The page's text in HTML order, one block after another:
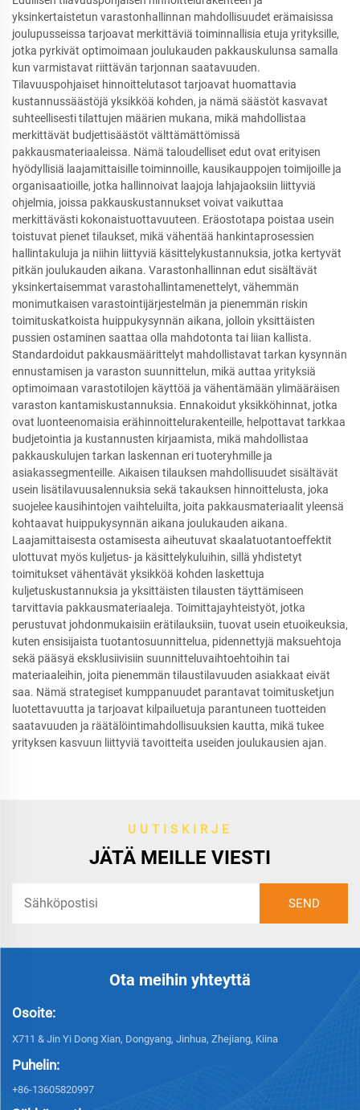
yksinkertaistetun varastonhallinnan mahdollisuudet erämaisissa
joulupusseissa tarjoavat merkittäviä toiminnallisia etuja yrityksille,
jotka pyrkivät optimoimaan joulukauden pakkauskulunsa samalla
kun varmistavat riittävän tarjonnan saatavuuden.
Tilavuuspohjaiset hinnoittelutasot tarjoavat huomattavia
kustannussäästöjä yksikköä kohden, ja nämä säästöt kasvavat
suhteellisesti tilattujen määrien mukana, mikä mahdollistaa
merkittävät budjettisäästöt välttämättömissä
pakkausmateriaaleissa. Nämä taloudelliset edut ovat erityisen
hyödyllisiä laajamittaisille toiminnoille, kausikauppojen toimijoille ja
organisaatioille, jotka hallinnoivat laajoja lahjajaoksiin liittyviä
ohjelmia, joissa pakkauskustannukset voivat vaikuttaa
merkittävästi kokonaistuottavuuteen. Eräostotapa poistaa usein
toistuvat pienet tilaukset, mikä vähentää hankintaprosessien
hallintakuluja ja niihin liittyviä käsittelykustannuksia, jotka kertyvät
pitkän joulukauden aikana. Varastonhallinnan edut sisältävät
yksinkertaisemmat varastohallintamenettelyt, vähemmän
monimutkaisen varastointijärjestelmän ja pienemmän riskin
toimituskatkoista huippukysynnän aikana, jolloin yksittäisten
pussien ostaminen saattaa olla mahdotonta tai liian kallista.
Standardoidut pakkausmäärittelyt mahdollistavat tarkan kysynnän
ennustamisen ja varaston suunnittelun, mikä auttaa yrityksiä
optimoimaan varastotilojen käyttöä ja vähentämään ylimääräisen
varaston kantamiskustannuksia. Ennakoidut yksikköhinnat, jotka
ovat luonteenomaisia erähinnoittelurakenteille, helpottavat tarkkaa
budjetointia ja kustannusten kirjaamista, mikä mahdollistaa
pakkauskulujen tarkan laskennan eri tuoteryhmille ja
asiakassegmenteille. Aikaisen tilauksen mahdollisuudet sisältävät
usein lisätilavuusalennuksia sekä takauksen hinnoittelusta, joka
suojelee kausihintojen vaihteluilta, joita pakkausmateriaalit yleensä
kohtaavat huippukysynnän aikana joulukauden aikana.
Laajamittaisesta ostamisesta aiheutuvat skaalatuotantoeffektit
ulottuvat myös kuljetus- ja käsittelykuluihin, sillä yhdistetyt
toimitukset vähentävät yksikköä kohden laskettuja
kuljetuskustannuksia ja yksittäisten tilausten täyttämiseen
tarvittavia pakkausmateriaaleja. Toimittajayhteistyöt, jotka
perustuvat johdonmukaisiin erätilauksiin, tuovat usein etuoikeuksia,
kuten ensisijaista tuotantosuunnittelua, pidennettyjä maksuehtoja
sekä pääsyä eksklusiivisiin suunnitteluvaihtoehtoihin tai
materiaaleihin, joita pienemmän tilaustilavuuden asiakkaat eivät
saa. Nämä strategiset kumppanuudet parantavat toimitusketjun
luotettavuutta ja tarjoavat kilpailuetuja parantuneen tuotteiden
saatavuuden ja räätälöintimahdollisuuksien kautta, mikä tukee
yrityksen kasvuun liittyviä tavoitteita useiden joulukausien ajan.
UUTISKIRJE
JÄTÄ MEILLE VIESTI
Ota meihin yhteyttä
Osoite:
X711 & Jin Yi Dong Xian, Dongyang, Jinhua, Zhejiang, Kiina
Puhelin:
+86-13605820997